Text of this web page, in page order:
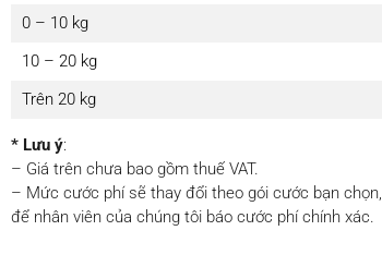
0 – 10 kg
10 – 20 kg
Trên 20 kg
* Lưu ý:
– Giá trên chưa bao gồm thuế VAT.
– Mức cước phí sẽ thay đổi theo gói cước bạn
để nhân viên của chúng tôi báo cước phí chính xác.